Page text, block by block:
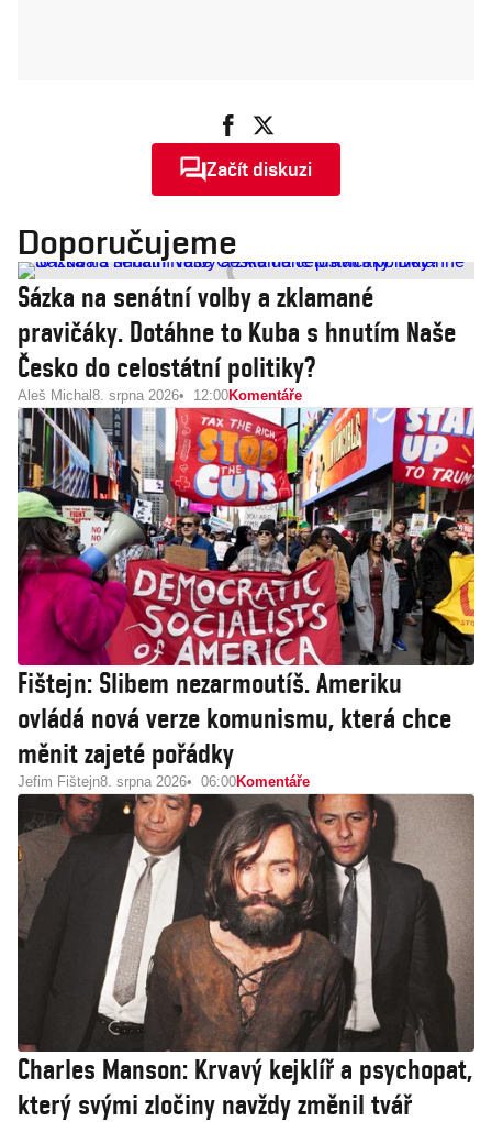
Začít diskuzi
Doporučujeme
Sázka na senátní volby a zklamané
pravičáky. Dotáhne to Kuba s hnutím Naše
Česko do celostátní politiky?
Aleš Michal 8. srpna 2026 12:00Komentáře
Fištejn: Slibem nezarmoutíš. Ameriku
ovládá nová verze komunismu, která chce
měnit zajeté pořádky
Jefim Fištejn8. srpna 2026 06:00Komentáře
Charles Manson: Krvavý kejklíř a psychopat,
který svými zločiny navždy změnil tvář